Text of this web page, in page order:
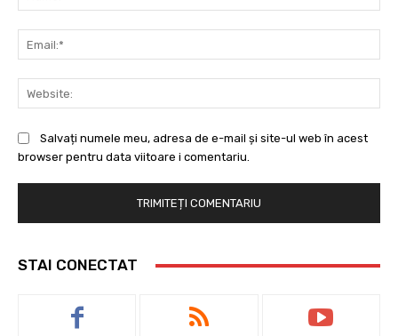
Salvați numele meu, adresa de e-mail și site-ul web în acest
browser pentru data viitoare i comentariu.
STAI CONECTAT